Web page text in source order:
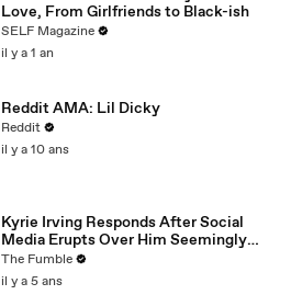
Love, From Girlfriends to Black-ish
SELF Magazine
il y a 1 an
Reddit AMA: Lil Dicky
Reddit
il y a 10 ans
Kyrie Irving Responds After Social
Media Erupts Over Him Seemingly
Coming Out As An Anti-Masker
The Fumble
il y a 5 ans